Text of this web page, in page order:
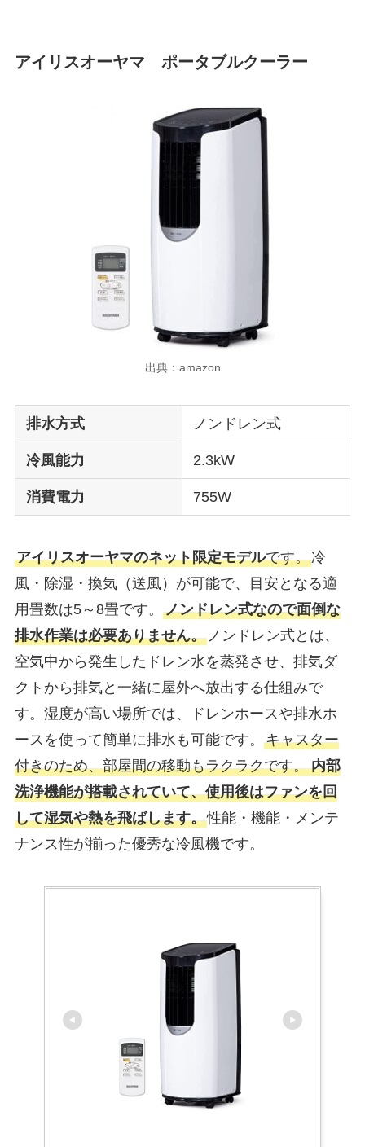
アイリスオーヤマ ポータブルクーラー
出典：amazon
排水方式 ノンドレン式
冷風能力 2.3kW
消費電力 755W
アイリスオーヤマのネット限定モデルです。冷
風・除湿・換気（送風）が可能で、目安となる適
用畳数は5～8畳です。 ノンドレン式なので面倒な
排水作業は必要ありません。ノンドレン式とは、
空気中から発生したドレン水を蒸発させ、排気ダ
クトから排気と一緒に屋外へ放出する仕組みで
す。湿度が高い場所では、ドレンホースや排水ホ
ースを使って簡単に排水も可能です。 キャスター
付きのため、部屋間の移動もラクラクです。 内部
洗浄機能が搭載されていて、使用後はファンを回
して湿気や熱を飛ばします。性能・機能・メンテ
ナンス性が揃った優秀な冷風機です。